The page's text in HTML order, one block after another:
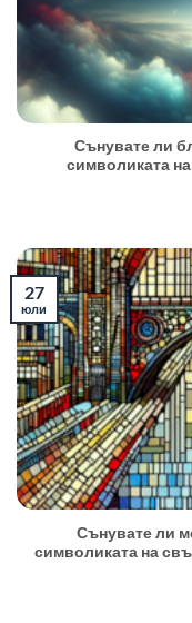
Сънувате ли
символиката
Сънувате ли
символиката на
27
юли